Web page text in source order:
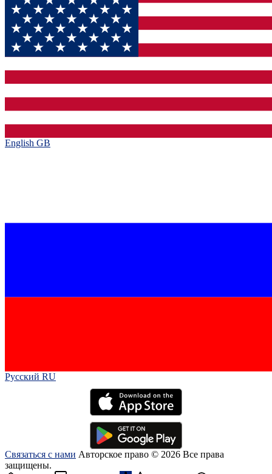
English GB‎
Русский RU‎
Связаться с нами Авторское право © 2026 Все права
защищены.